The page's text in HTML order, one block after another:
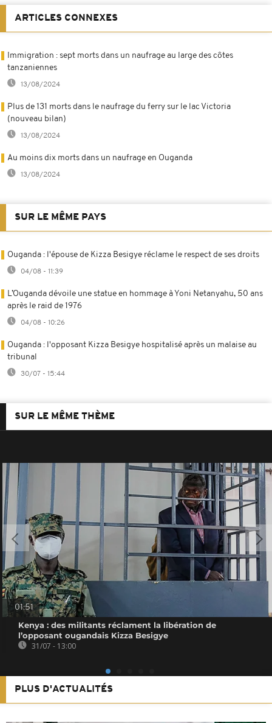
ARTICLES CONNEXES
Immigration : sept morts dans un naufrage au large des côtes
tanzaniennes
13/08/2024
Plus de 131 morts dans le naufrage du ferry sur le lac Victoria
(nouveau bilan)
13/08/2024
Au moins dix morts dans un naufrage en Ouganda
13/08/2024
SUR LE MÊME PAYS
Ouganda : l'épouse de Kizza Besigye réclame le respect de ses droits
04/08 - 11:39
L’Ouganda dévoile une statue en hommage à Yoni Netanyahu, 50 ans
après le raid de 1976
04/08 - 10:26
Ouganda : l'opposant Kizza Besigye hospitalisé après un malaise au
tribunal
30/07 - 15:44
SUR LE MÊME THÈME
01:51
Kenya : des militants réclament la libération de
l’opposant ougandais Kizza Besigye
31/07 - 13:00
PLUS D'ACTUALITÉS